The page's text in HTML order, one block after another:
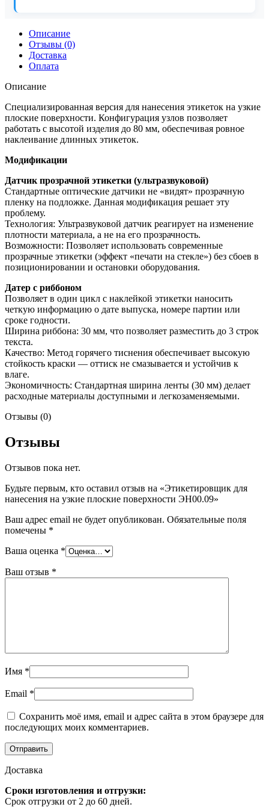
Описание
Отзывы (0)
Доставка
Оплата
Описание
Специализированная версия для нанесения этикеток на узкие
плоские поверхности. Конфигурация узлов позволяет
работать с высотой изделия до 80 мм, обеспечивая ровное
наклеивание длинных этикеток.
Модификации
Датчик прозрачной этикетки (ультразвуковой)
Стандартные оптические датчики не «видят» прозрачную
пленку на подложке. Данная модификация решает эту
проблему.
Технология: Ультразвуковой датчик реагирует на изменение
плотности материала, а не на его прозрачность.
Возможности: Позволяет использовать современные
прозрачные этикетки (эффект «печати на стекле») без сбоев в
позиционировании и остановки оборудования.
Датер с риббоном
Позволяет в один цикл с наклейкой этикетки наносить
четкую информацию о дате выпуска, номере партии или
сроке годности.
Ширина риббона: 30 мм, что позволяет разместить до 3 строк
текста.
Качество: Метод горячего тиснения обеспечивает высокую
стойкость краски — оттиск не смазывается и устойчив к
влаге.
Экономичность: Стандартная ширина ленты (30 мм) делает
расходные материалы доступными и легкозаменяемыми.
Отзывы (0)
Отзывы
Отзывов пока нет.
Будьте первым, кто оставил отзыв на «Этикетировщик для
нанесения на узкие плоские поверхности ЭН00.09»
Ваш адрес email не будет опубликован. Обязательные поля
помечены *
Ваша оценка *
Ваш отзыв *
Имя *
Email *
Сохранить моё имя, email и адрес сайта в этом браузере для
последующих моих комментариев.
Доставка
Сроки изготовления и отгрузки:
Срок отгрузки от 2 до 60 дней.